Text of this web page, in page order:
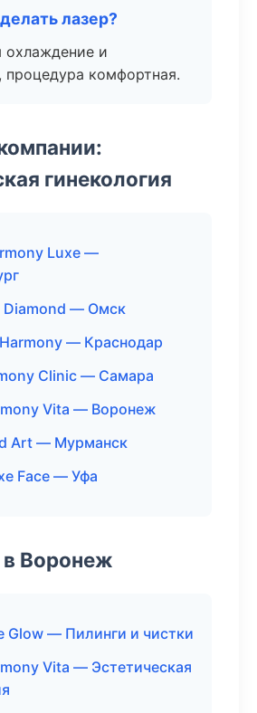
лазер?
охлаждение и
процедура комфортная.
гинекология
Luxe —
Diamond — Омск
— Краснодар
Clinic — Самара
Vita — Воронеж
Art — Мурманск
Face — Уфа
Воронеж
Glow — Пилинги и чистки
Vita — Эстетическая